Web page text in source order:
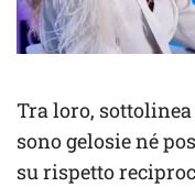
Tra loro,
sono gelosie né
su rispetto